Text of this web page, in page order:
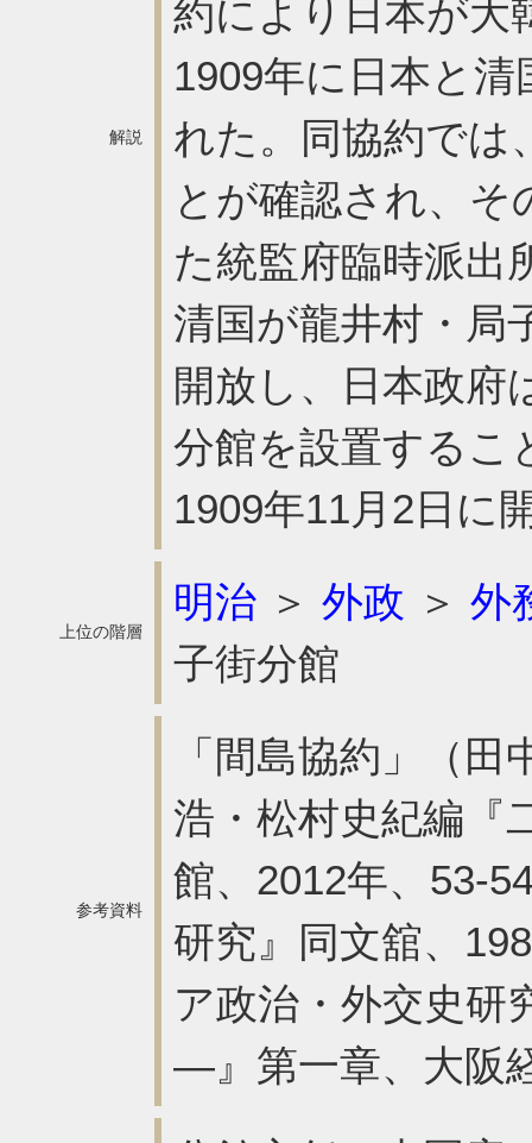
解説
約により日本が大
1909年に日本と
れた。同協約では
とが確認され、そ
た統監府臨時派出
清国が龍井村・局
開放し、日本政府
分館を設置するこ
1909年11月2日に
上位の階層
明治 ＞ 外政 ＞ 外
子街分館
参考資料
「間島協約」（
浩・松村史紀編『
館、2012年、53-
研究』同文舘、
ア政治・外交史
―』第一章、大阪